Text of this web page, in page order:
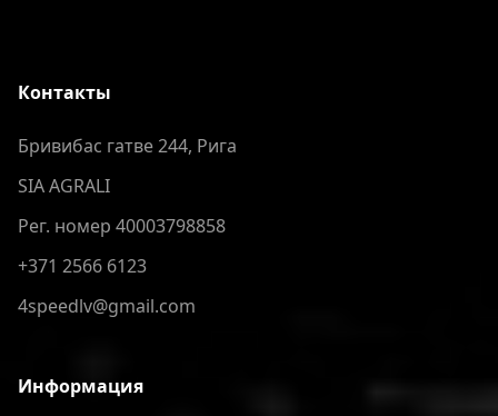
Контакты
Бривибас гатве 244, Рига
SIA AGRALI
Рег. номер 40003798858
+371 2566 6123
4speedlv@gmail.com
Информация